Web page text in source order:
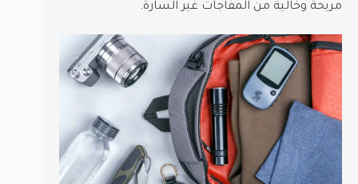
مريحة وخالية من المفاجآت غير السارة.